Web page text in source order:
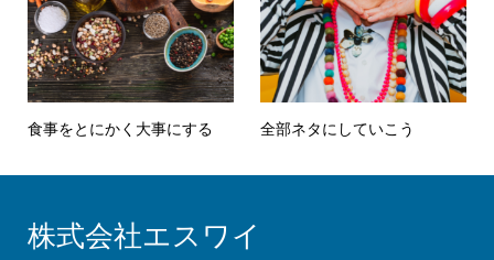
食事をとにかく大事にする 全部ネタにしていこう
株式会社エスワイ